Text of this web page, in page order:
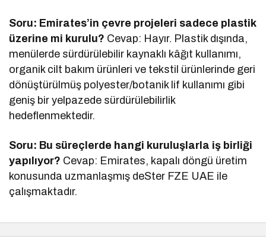
Soru: Emirates’in çevre projeleri sadece plastik
üzerine mi kurulu? Cevap: Hayır. Plastik dışında,
menülerde sürdürülebilir kaynaklı kâğıt kullanımı,
organik cilt bakım ürünleri ve tekstil ürünlerinde geri
dönüştürülmüş polyester/botanik lif kullanımı gibi
geniş bir yelpazede sürdürülebilirlik
hedeflenmektedir.
Soru: Bu süreçlerde hangi kuruluşlarla iş birliği
yapılıyor? Cevap: Emirates, kapalı döngü üretim
konusunda uzmanlaşmış deSter FZE UAE ile
çalışmaktadır.